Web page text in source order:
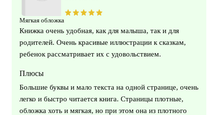
Мягкая обложка
Книжка очень удобная, как для малыша, так и для
родителей. Очень красивые иллюстрации к сказкам,
ребенок рассматривает их с удовольствием.
Плюсы
Большие буквы и мало текста на одной странице, очень
легко и быстро читается книга. Страницы плотные,
обложка хоть и мягкая, но при этом она из плотного